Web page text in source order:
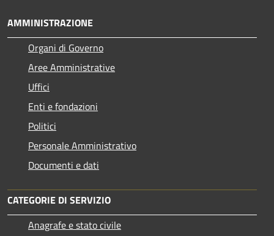
AMMINISTRAZIONE
Organi di Governo
Aree Amministrative
Uffici
Enti e fondazioni
Politici
Personale Amministrativo
Documenti e dati
CATEGORIE DI SERVIZIO
Anagrafe e stato civile